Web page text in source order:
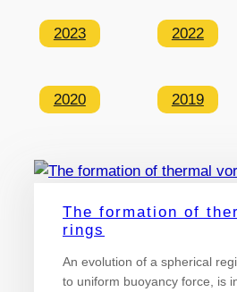
2023 2022
2020 2019
The formation of
rings
An evolution of a spherical
to uniform buoyancy force, is